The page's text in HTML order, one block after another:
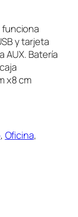
y tarjeta
AUX. Batería
x8 cm
, Oficina